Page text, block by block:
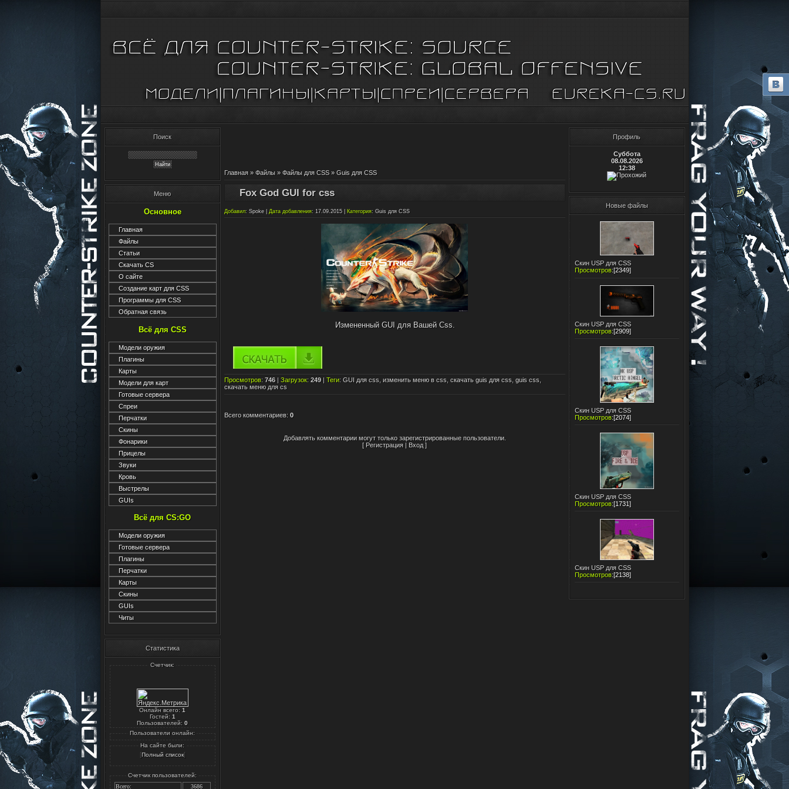
Поиск
Меню
Основное
Главная
Файлы
Статьи
Скачать CS
О сайте
Создание карт для CSS
Программы для CSS
Обратная связь
Всё для CSS
Модели оружия
Плагины
Карты
Модели для карт
Готовые сервера
Спреи
Перчатки
Скины
Фонарики
Прицелы
Звуки
Кровь
Выстрелы
GUIs
Всё для CS:GO
Модели оружия
Готовые сервера
Плагины
Перчатки
Карты
Скины
GUIs
Читы
Статистика
Счетчик:
Онлайн всего: 1
Гостей: 1
Пользователей: 0
Пользователи онлайн:
На сайте были:
[Полный список]
Счетчик пользователей:
Всего:
3686
Главная» Файлы» Файлы для CSS» Guis для CSS
Fox God GUI for css
Добавил: Spoke| Дата добавления: 17.09.2015 | Категория: Guis для CSS
Измененный GUI для Вашей Css.
Просмотров: 746| Загрузок: 249| Теги: GUI для css изменить меню в css скачать guis для css guis css
скачать меню для cs
Всего комментариев: 0
Добавлять комментарии могут только зарегистрированные пользователи.
[ Регистрация | Вход ]
Профиль
Суббота
08.08.2026
12:38
Новые файлы
Скин USP для CSS
Просмотров:[2349]
Скин USP для CSS
Просмотров:[2909]
Скин USP для CSS
Просмотров:[2074]
Скин USP для CSS
Просмотров:[1731]
Скин USP для CSS
Просмотров:[2138]